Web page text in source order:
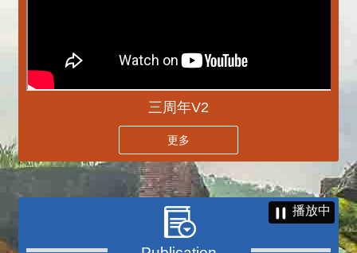
三周年V2
更多
播放中